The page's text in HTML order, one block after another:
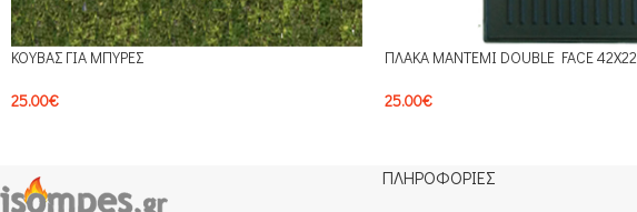
ΚΟΥΒΑΣ ΓΙΑ ΜΠΥΡΕΣ
25.00€
ΠΛΑΚΑ ΜΑΝΤΕΜΙ DOUBLE FACE 42X22
25.00€
ΠΛΗΡΟΦΟΡΙΕΣ